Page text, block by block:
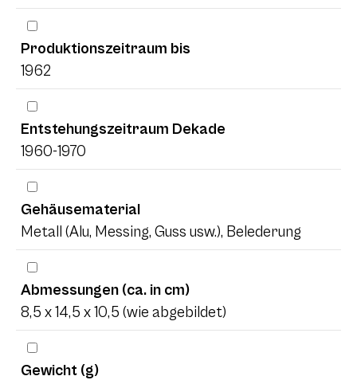
Produktionszeitraum bis
1962
Entstehungszeitraum Dekade
1960-1970
Gehäusematerial
Metall (Alu, Messing, Guss usw.), Belederung
Abmessungen (ca. in cm)
8,5 x 14,5 x 10,5 (wie abgebildet)
Gewicht (g)